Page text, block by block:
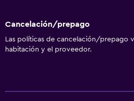
Cancelación/prepago
Las políticas de cancelación/prepago
habitación y el proveedor.